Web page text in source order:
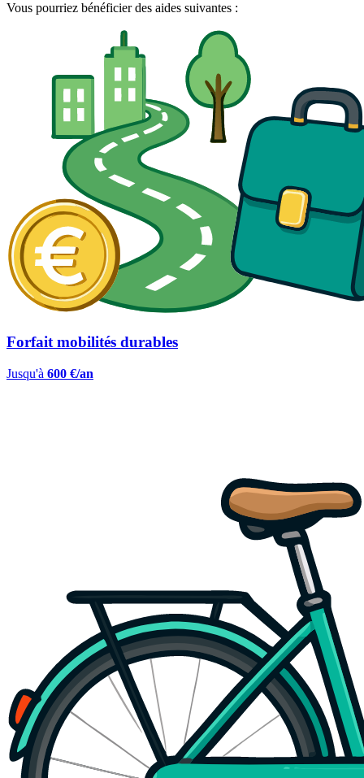
Vous pourriez bénéficier des aides suivantes :
Forfait mobilités durables
Jusqu'à 600 €/an